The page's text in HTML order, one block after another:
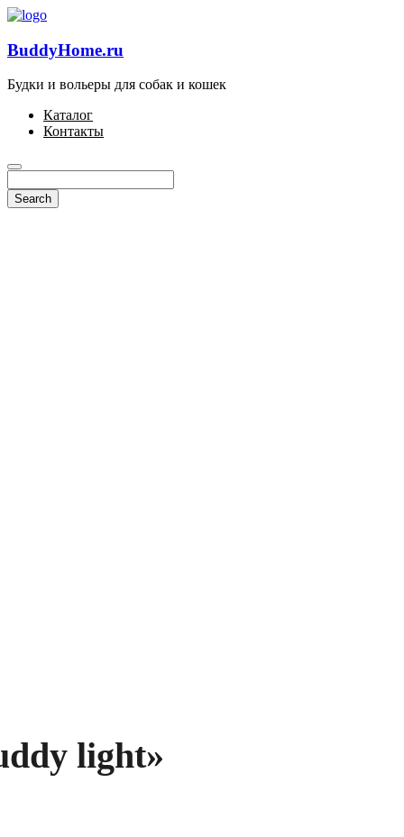
BuddyHome.ru
Будки и вольеры для собак и кошек
Каталог
Контакты
light»